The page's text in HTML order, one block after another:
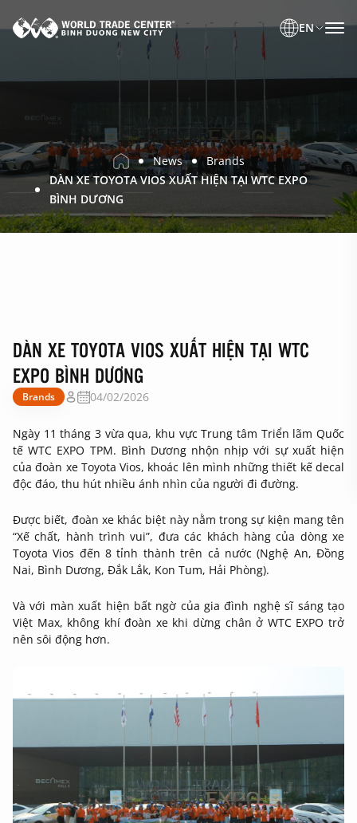
EN
News
Brands
DÀN XE TOYOTA VIOS XUẤT HIỆN TẠI WTC EXPO
BÌNH DƯƠNG
DÀN XE TOYOTA VIOS XUẤT HIỆN TẠI WTC
EXPO BÌNH DƯƠNG
Brands 04/02/2026
Ngày 11 tháng 3 vừa qua, khu vực Trung tâm Triển lãm Quốc
tế WTC EXPO TPM. Bình Dương nhộn nhịp với sự xuất hiện
của đoàn xe Toyota Vios, khoác lên mình những thiết kế decal
độc đáo, thu hút nhiều ánh nhìn của người đi đường.
Được biết, đoàn xe khác biệt này nằm trong sự kiện mang tên
“Xế chất, hành trình vui”, đưa các khách hàng của dòng xe
Toyota Vios đến 8 tỉnh thành trên cả nước (Nghệ An, Đồng
Nai, Bình Dương, Đắk Lắk, Kon Tum, Hải Phòng).
Và với màn xuất hiện bất ngờ của gia đình nghệ sĩ sáng tạo
Việt Max, không khí đoàn xe khi dừng chân ở WTC EXPO trở
nên sôi động hơn.